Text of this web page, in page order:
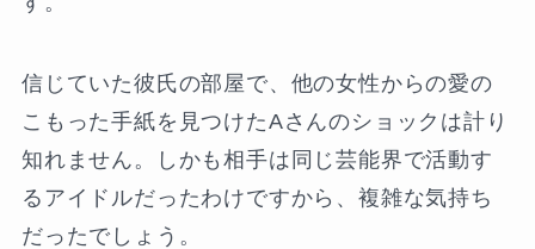
信じていた彼氏の部屋で、他の女性からの愛の
こもった手紙を見つけたAさんのショックは計り
知れません。しかも相手は同じ芸能界で活動す
るアイドルだったわけですから、複雑な気持ち
だったでしょう。